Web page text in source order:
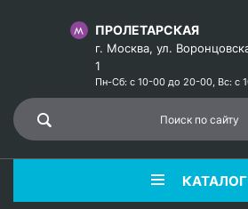
ПРОЛЕТАРСКАЯ
г. Москва, ул.
1
Пн-Сб: с 10-00 до 20-00, Вс: с
КАТАЛОГ